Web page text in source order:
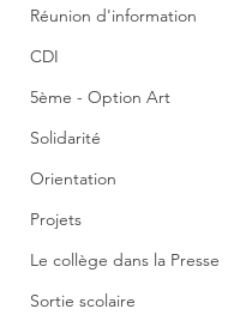
Réunion d'information
CDI
5ème - Option Art
Solidarité
Orientation
Projets
Le collège dans la Presse
Sortie scolaire